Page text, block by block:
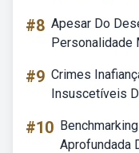
#8 Apesar Do
Personalidade
#9 Crimes
Insuscetíveis
#10
Aprofundada